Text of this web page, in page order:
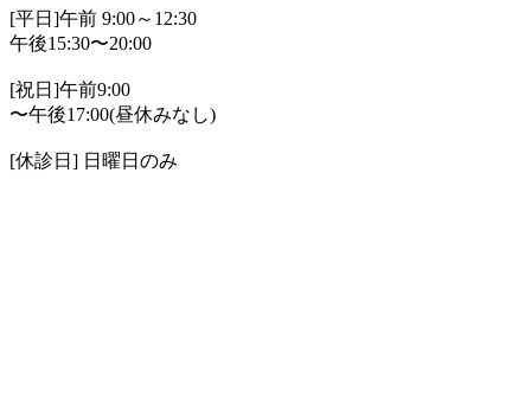
[平日]午前 9:00～12:30
午後15:30〜20:00
[祝日]午前9:00
〜午後17:00(昼休みなし)
[休診日] 日曜日のみ